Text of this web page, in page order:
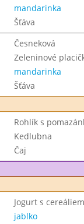
mandarinka
Šťáva
Česneková
Zeleninové
mandarinka
Šťáva
Rohlík s
Kedlubna
Čaj
Jogurt s
jablko